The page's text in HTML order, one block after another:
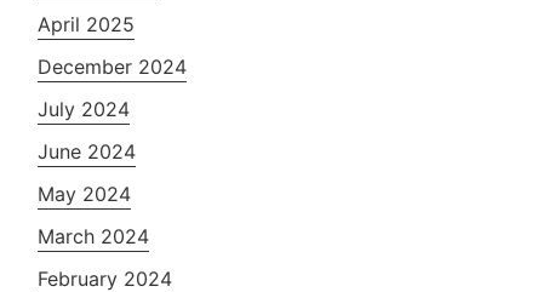
April 2025
December 2024
July 2024
June 2024
May 2024
March 2024
February 2024